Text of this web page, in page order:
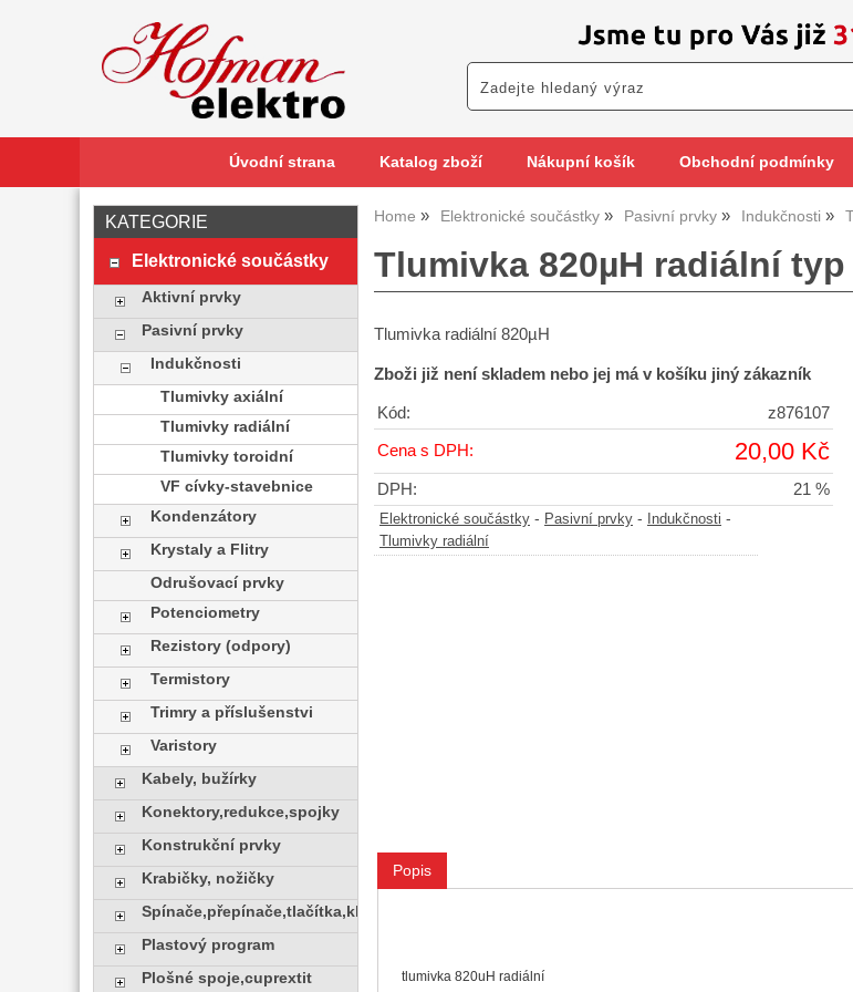
Úvodní strana Katalog zboží Nákupní košík Obchodní podmínky
Home Elektronické součástky Pasivní prvky Indukčnosti
Tlumivka 820µH radiální typ
Tlumivka radiální 820µH
Zboži již není skladem nebo jej má v košíku jiný zákazník
Kód: z876107
Cena s DPH: 20,00 Kč
DPH: 21 %
Elektronické součástky - Pasivní prvky - Indukčnosti -
Tlumivky radiální
Popis
tlumivka 820uH radiální
KATEGORIE
Elektronické součástky
Aktivní prvky
Pasivní prvky
Indukčnosti
Tlumivky axiální
Tlumivky radiální
Tlumivky toroidní
VF cívky-stavebnice
Kondenzátory
Krystaly a Flitry
Odrušovací prvky
Potenciometry
Rezistory (odpory)
Termistory
Trimry a příslušenstvi
Varistory
Kabely, bužírky
Konektory,redukce,spojky
Konstrukční prvky
Krabičky, nožičky
Spínače,přepínače,tlačítka,klávesy
Plastový program
Plošné spoje,cuprextit